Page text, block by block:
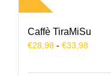
Caffè TiraMiSu
€28,98 - €33,98
tot